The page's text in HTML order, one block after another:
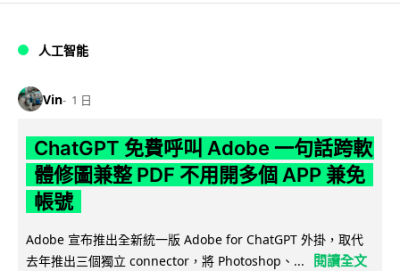
人工智能
Vin 1 日
ChatGPT 免費呼叫 Adobe 一句話跨軟
體修圖兼整 PDF 不用開多個 APP 兼免
帳號
Adobe 宣布推出全新統一版 Adobe for ChatGPT 外掛，取代
去年推出三個獨立 connector，將 Photoshop、...
閱讀全文